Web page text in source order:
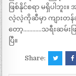
ဖြစ်နိုင်စရာ မရှိပါဘူး
လဲ့လဲ့ကိုဆီမှာ ကျားတန်
တော့…………သရီးဆမ်းဖြ
ပြီ။
Share: